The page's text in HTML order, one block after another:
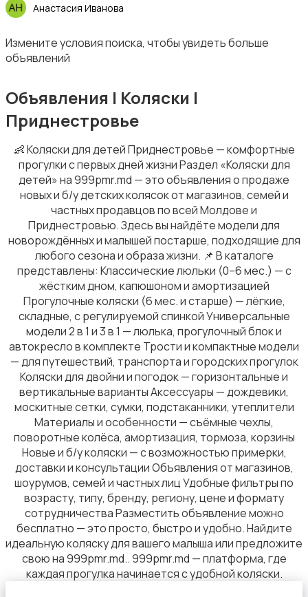
Анастасия Иванова
Измените условия поиска, чтобы увидеть больше
объявлений
Объявления | Коляски |
Приднестровье
👶 Коляски для детей Приднестровье — комфортные
прогулки с первых дней жизни Раздел «Коляски для
детей» на 999pmr.md — это объявления о продаже
новых и б/у детских колясок от магазинов, семей и
частных продавцов по всей Молдове и
Приднестровью. Здесь вы найдёте модели для
новорождённых и малышей постарше, подходящие для
любого сезона и образа жизни. 📌 В каталоге
представлены: Классические люльки (0–6 мес.) — с
жёстким дном, капюшоном и амортизацией
Прогулочные коляски (6 мес. и старше) — лёгкие,
складные, с регулируемой спинкой Универсальные
модели 2 в 1 и 3 в 1 — люлька, прогулочный блок и
автокресло в комплекте Трости и компактные модели
— для путешествий, транспорта и городских прогулок
Коляски для двойни и погодок — горизонтальные и
вертикальные варианты Аксессуары — дождевики,
москитные сетки, сумки, подстаканники, утеплители
Материалы и особенности — съёмные чехлы,
поворотные колёса, амортизация, тормоза, корзины
Новые и б/у коляски — с возможностью примерки,
доставки и консультации Объявления от магазинов,
шоурумов, семей и частных лиц Удобные фильтры по
возрасту, типу, бренду, региону, цене и формату
сотрудничества Разместить объявление можно
бесплатно — это просто, быстро и удобно. Найдите
идеальную коляску для вашего малыша или предложите
свою на 999pmr.md.. 999pmr.md — платформа, где
каждая прогулка начинается с удобной коляски.